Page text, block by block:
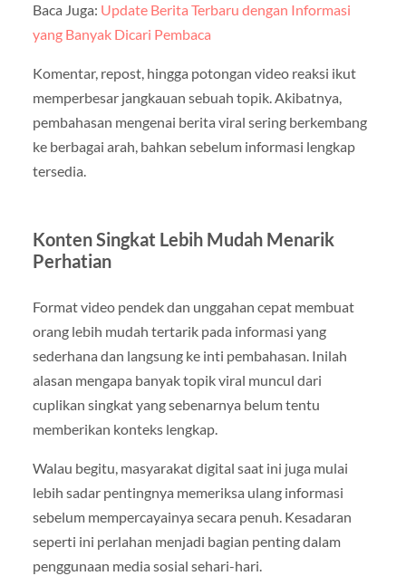
Baca Juga: Update Berita Terbaru dengan Informasi
yang Banyak Dicari Pembaca
Komentar, repost, hingga potongan video reaksi ikut
memperbesar jangkauan sebuah topik. Akibatnya,
pembahasan mengenai berita viral sering berkembang
ke berbagai arah, bahkan sebelum informasi lengkap
tersedia.
Konten Singkat Lebih Mudah Menarik
Perhatian
Format video pendek dan unggahan cepat membuat
orang lebih mudah tertarik pada informasi yang
sederhana dan langsung ke inti pembahasan. Inilah
alasan mengapa banyak topik viral muncul dari
cuplikan singkat yang sebenarnya belum tentu
memberikan konteks lengkap.
Walau begitu, masyarakat digital saat ini juga mulai
lebih sadar pentingnya memeriksa ulang informasi
sebelum mempercayainya secara penuh. Kesadaran
seperti ini perlahan menjadi bagian penting dalam
penggunaan media sosial sehari-hari.